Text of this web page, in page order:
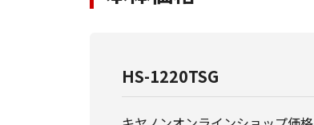
HS-1220TSG